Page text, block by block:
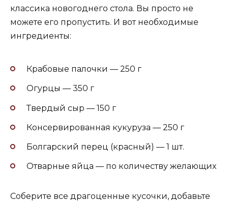
классика новогоднего стола. Вы просто не
можете его пропустить. И вот необходимые
ингредиенты:
Крабовые палочки — 250 г
Огурцы — 350 г
Твердый сыр — 150 г
Консервированная кукуруза — 250 г
Болгарский перец (красный) — 1 шт.
Отварные яйца — по количеству желающих
Соберите все драгоценные кусочки, добавьте